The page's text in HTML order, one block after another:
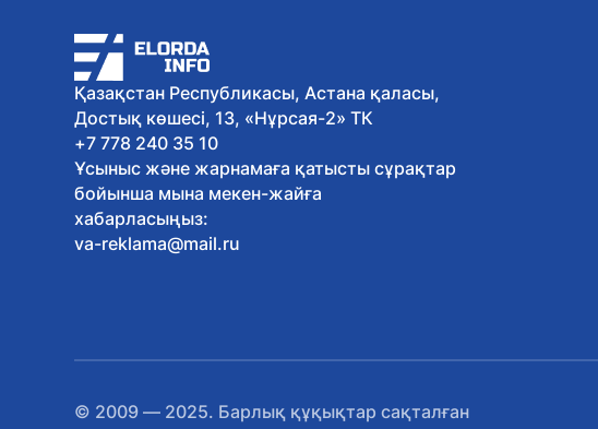
Қазақстан Республикасы, Астана қаласы,
Достық көшесі, 13, «Нұрсая-2» ТК
+7 778 240 35 10
Ұсыныс және жарнамаға қатысты сұрақтар
бойынша мына мекен-жайға
хабарласыңыз:
va-reklama@mail.ru
© 2009 — 2025. Барлық құқықтар сақталған